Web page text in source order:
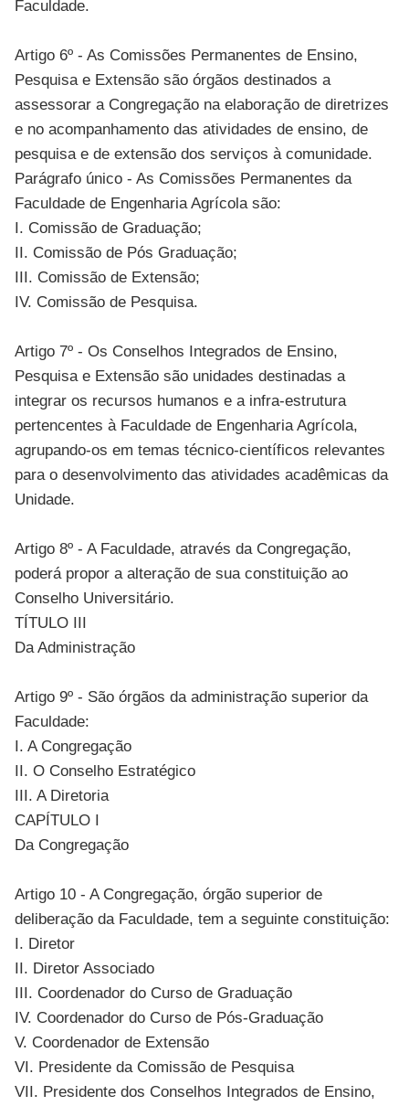
Faculdade.
Artigo 6º - As Comissões Permanentes de Ensino,
Pesquisa e Extensão são órgãos destinados a
assessorar a Congregação na elaboração de diretrizes
e no acompanhamento das atividades de ensino, de
pesquisa e de extensão dos serviços à comunidade.
Parágrafo único - As Comissões Permanentes da
Faculdade de Engenharia Agrícola são:
I. Comissão de Graduação;
II. Comissão de Pós Graduação;
III. Comissão de Extensão;
IV. Comissão de Pesquisa.
Artigo 7º - Os Conselhos Integrados de Ensino,
Pesquisa e Extensão são unidades destinadas a
integrar os recursos humanos e a infra-estrutura
pertencentes à Faculdade de Engenharia Agrícola,
agrupando-os em temas técnico-científicos relevantes
para o desenvolvimento das atividades acadêmicas da
Unidade.
Artigo 8º - A Faculdade, através da Congregação,
poderá propor a alteração de sua constituição ao
Conselho Universitário.
TÍTULO III
Da Administração
Artigo 9º - São órgãos da administração superior da
Faculdade:
I. A Congregação
II. O Conselho Estratégico
III. A Diretoria
CAPÍTULO I
Da Congregação
Artigo 10 - A Congregação, órgão superior de
deliberação da Faculdade, tem a seguinte constituição:
I. Diretor
II. Diretor Associado
III. Coordenador do Curso de Graduação
IV. Coordenador do Curso de Pós-Graduação
V. Coordenador de Extensão
VI. Presidente da Comissão de Pesquisa
VII. Presidente dos Conselhos Integrados de Ensino,